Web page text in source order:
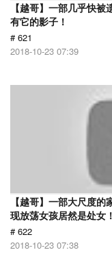
【越哥】一部几乎快
有它的影子！
# 621
2018-10-23 07:39
【越哥】一部大尺度
现放荡女孩居然是处女
# 622
2018-10-23 07:38